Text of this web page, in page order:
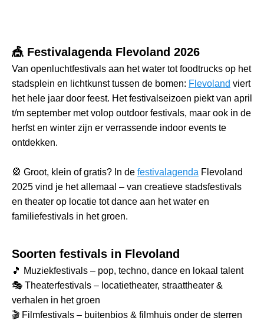
🎪 Festivalagenda Flevoland 2026
Van openluchtfestivals aan het water tot foodtrucks op het
stadsplein en lichtkunst tussen de bomen: Flevoland viert
het hele jaar door feest. Het festivalseizoen piekt van april
t/m september met volop outdoor festivals, maar ook in de
herfst en winter zijn er verrassende indoor events te
ontdekken.
🎡 Groot, klein of gratis? In de festivalagenda Flevoland
2025 vind je het allemaal – van creatieve stadsfestivals
en theater op locatie tot dance aan het water en
familiefestivals in het groen.
Soorten festivals in Flevoland
🎵 Muziekfestivals – pop, techno, dance en lokaal talent
🎭 Theaterfestivals – locatietheater, straattheater &
verhalen in het groen
🎬 Filmfestivals – buitenbios & filmhuis onder de sterren